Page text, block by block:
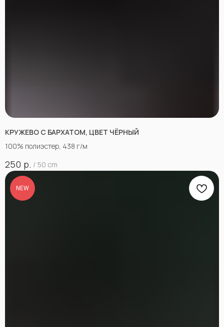
КРУЖЕВО С БАРХАТОМ, ЦВЕТ ЧЁРНЫЙ
100% полиэстер, 438 г/м
250 р. / 50 cm
NEW